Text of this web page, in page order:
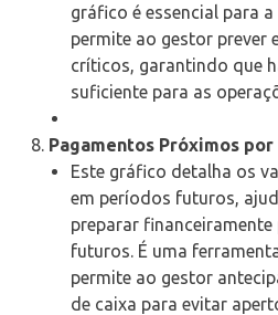
gráfico é essencial para
permite ao gestor prever
críticos, garantindo que
suficiente para as
Pagamentos Próximos
Este gráfico detalha os
em períodos futuros,
preparar
futuros. É uma
permite ao gestor
de caixa para evitar